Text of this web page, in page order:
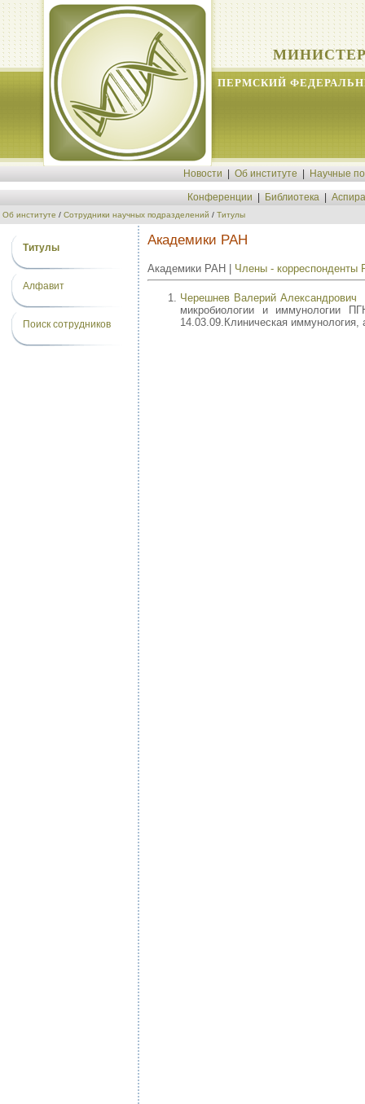
ПЕРМСКИЙ
Новости Об институте Научные
Конференции Библиотека
Об институте / Сотрудники научных подразделений / Титулы
Титулы
Алфавит
Поиск сотрудников
Академики РАН
Академики РАН | Члены - корреспонденты
Черешнев Валерий Александрович
микробиологии и иммунологии
14.03.09.Клиническая иммунология,